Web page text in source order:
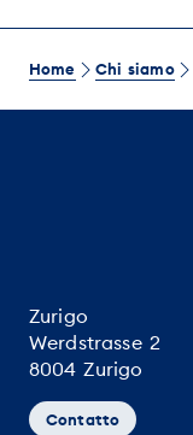
Home Chi siamo
Zurigo
Werdstrasse 2
8004 Zurigo
Contatto